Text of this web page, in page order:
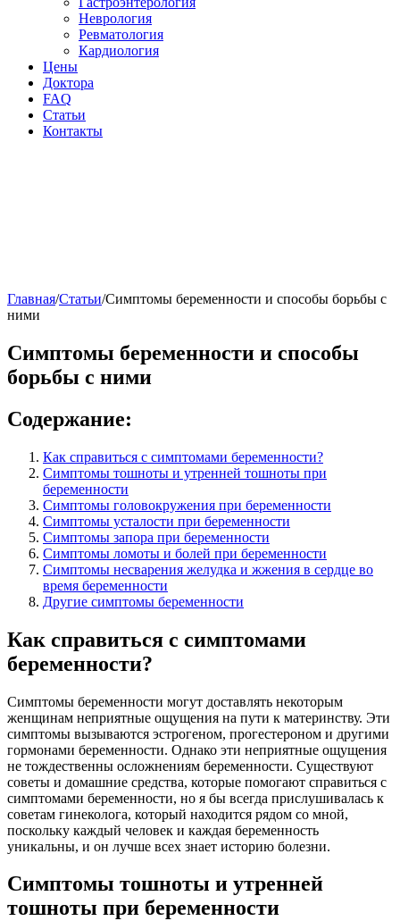
Неврология
Ревматология
Кардиология
Цены
Доктора
FAQ
Статьи
Контакты
Главная/Статьи/Симптомы беременности и способы борьбы с
ними
Симптомы беременности и способы
борьбы с ними
Содержание:
Как справиться с симптомами беременности?
Симптомы тошноты и утренней тошноты при
беременности
Симптомы головокружения при беременности
Симптомы усталости при беременности
Симптомы запора при беременности
Симптомы ломоты и болей при беременности
Симптомы несварения желудка и жжения в сердце во
время беременности
Другие симптомы беременности
Как справиться с симптомами
беременности?
Симптомы беременности могут доставлять некоторым
женщинам неприятные ощущения на пути к материнству. Эти
симптомы вызываются эстрогеном, прогестероном и другими
гормонами беременности. Однако эти неприятные ощущения
не тождественны осложнениям беременности. Существуют
советы и домашние средства, которые помогают справиться с
симптомами беременности, но я бы всегда прислушивалась к
советам гинеколога, который находится рядом со мной,
поскольку каждый человек и каждая беременность
уникальны, и он лучше всех знает историю болезни.
Симптомы тошноты и утренней
тошноты при беременности